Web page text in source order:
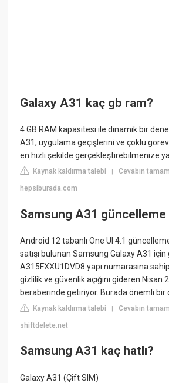
Galaxy A31 kaç gb ram?
4 GB RAM kapasitesi ile dinamik bir
A31, uygulama geçişlerini ve çoklu
en hızlı şekilde gerçekleştirebilmenize
Kaynak kaldırma talebi |Cevabın
hepsiburada.com
Samsung A31 güncelleme
Android 12 tabanlı One UI 4.1
satışı bulunan Samsung Galaxy A31
A315FXXU1DVD8 yapı numarasına
gizlilik ve güvenlik açığını gideren Nisan
beraberinde getiriyor. Burada önemli bir
Kaynak kaldırma talebi |Cevabın
shiftdelete.net
Samsung A31 kaç hatlı?
Galaxy A31 (Çift SIM)